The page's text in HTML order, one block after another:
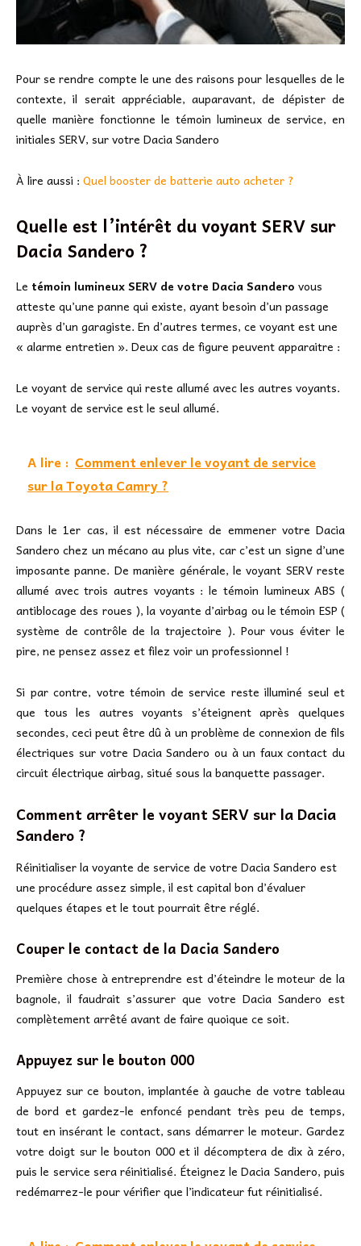
Pour se rendre compte le une des raisons pour lesquelles de le
contexte, il serait appréciable, auparavant, de dépister de
quelle manière fonctionne le témoin lumineux de service, en
initiales SERV, sur votre Dacia Sandero
À lire aussi : Quel booster de batterie auto acheter ?
Quelle est l’intérêt du voyant SERV sur
Dacia Sandero ?
Le témoin lumineux SERV de votre Dacia Sandero vous
atteste qu’une panne qui existe, ayant besoin d’un passage
auprès d’un garagiste. En d’autres termes, ce voyant est une
« alarme entretien ». Deux cas de figure peuvent apparaitre :
Le voyant de service qui reste allumé avec les autres voyants.
Le voyant de service est le seul allumé.
A lire : Comment enlever le voyant de service
sur la Toyota Camry ?
Dans le 1er cas, il est nécessaire de emmener votre Dacia
Sandero chez un mécano au plus vite, car c’est un signe d’une
imposante panne. De manière générale, le voyant SERV reste
allumé avec trois autres voyants : le témoin lumineux ABS (
antiblocage des roues ), la voyante d’airbag ou le témoin ESP (
système de contrôle de la trajectoire ). Pour vous éviter le
pire, ne pensez assez et filez voir un professionnel !
Si par contre, votre témoin de service reste illuminé seul et
que tous les autres voyants s’éteignent après quelques
secondes, ceci peut être dû à un problème de connexion de fils
électriques sur votre Dacia Sandero ou à un faux contact du
circuit électrique airbag, situé sous la banquette passager.
Comment arrêter le voyant SERV sur la Dacia
Sandero ?
Réinitialiser la voyante de service de votre Dacia Sandero est
une procédure assez simple, il est capital bon d’évaluer
quelques étapes et le tout pourrait être réglé.
Couper le contact de la Dacia Sandero
Première chose à entreprendre est d’éteindre le moteur de la
bagnole, il faudrait s’assurer que votre Dacia Sandero est
complètement arrêté avant de faire quoique ce soit.
Appuyez sur le bouton 000
Appuyez sur ce bouton, implantée à gauche de votre tableau
de bord et gardez-le enfoncé pendant très peu de temps,
tout en insérant le contact, sans démarrer le moteur. Gardez
votre doigt sur le bouton 000 et il décomptera de dix à zéro,
puis le service sera réinitialisé. Éteignez le Dacia Sandero, puis
redémarrez-le pour vérifier que l’indicateur fut réinitialisé.